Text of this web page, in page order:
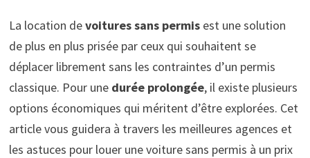
La location devoitures sans permisest une solution
de plus en plus prisée par ceux qui souhaitent se
déplacer librement sans les contraintes d’un permis
classique. Pour une durée prolongée, il existe plusieurs
options économiques qui méritent d’être explorées. Cet
article vous guidera à travers les meilleures agences et
les astuces pour louer une voiture sans permis à un prix